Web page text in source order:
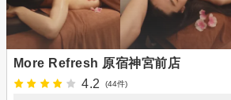
More Refresh 原宿神宮前店
4.2
(44件)